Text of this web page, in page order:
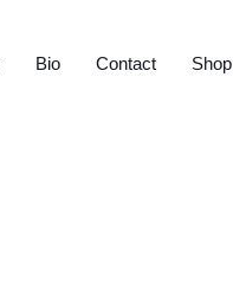
Bio Contact Shop